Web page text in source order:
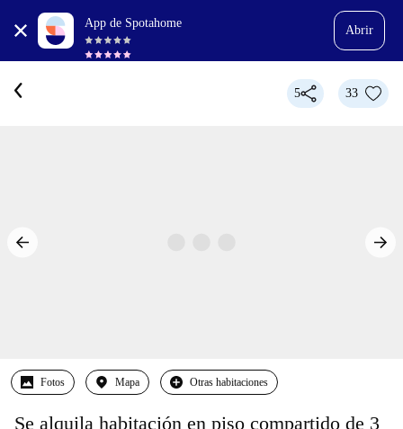
App de Spotahome
Abrir
5 33
Fotos Mapa Otras habitaciones
Se alquila habitación en piso compartido de 3